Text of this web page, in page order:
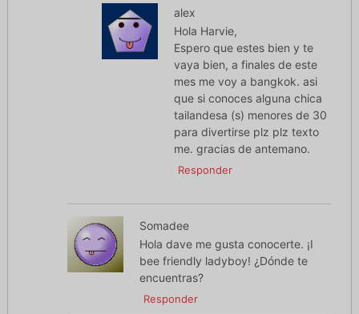
alex
Hola Harvie,
Espero que estes bien y te
vaya bien, a finales de este
mes me voy a bangkok. asi
que si conoces alguna chica
tailandesa (s) menores de 30
para divertirse plz plz texto
me. gracias de antemano.
Responder
Somadee
Hola dave me gusta conocerte. ¡I
bee friendly ladyboy! ¿Dónde te
encuentras?
Responder